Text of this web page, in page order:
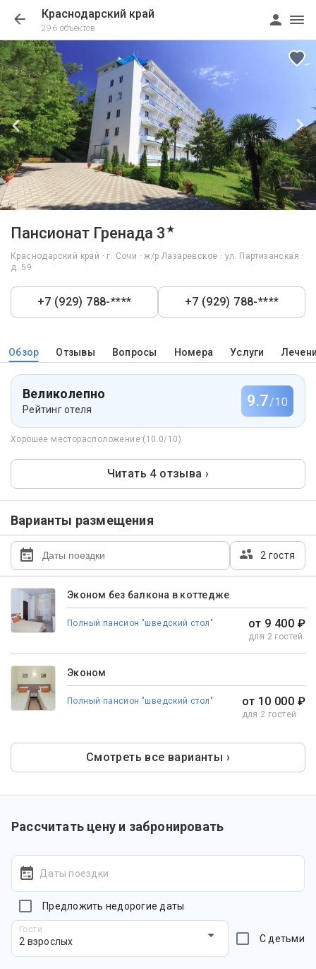
Краснодарский край
296 объектов
Пансионат Гренада 3★
Краснодарский край · г. Сочи · ж/р Лазаревское · ул. Партизанская ·
д. 59
+7 (929) 788-**** +7 (929) 788-****
Обзор Отзывы Вопросы Номера Услуги
Великолепно
Рейтинг отеля 9.7/10
Хорошее месторасположение (10.0/10)
Читать 4 отзыва ›
Варианты размещения
2 гостя
Эконом без балкона в коттедже
Полный пансион "шведский стол" от 9 400 ₽
для 2 гостей
Эконом
Полный пансион "шведский стол" от 10 000 ₽
для 2 гостей
Смотреть все варианты ›
Рассчитать цену и забронировать
Даты поездки
Предложить недорогие даты
Гости
2 взрослых С детьми